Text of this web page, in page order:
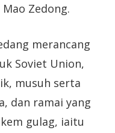
Zedong.
merancang
Soviet Union,
musuh serta
dan ramai yang
gulag, iaitu